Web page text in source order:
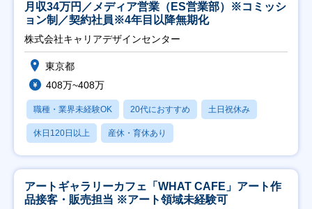
月収34万円／メディア営業（ES営業部）※コミッシ
ョン制／契約社員※4年目以降無期化
株式会社キャリアデザインセンター
東京都
408万~408万
職種・業界未経験OK 20代におすすめ 土日祝休み
休日120日以上 産休・育休あり
アートギャラリーカフェ「WHAT CAFE」アート作
品接客・販売担当 ※アート領域未経験可